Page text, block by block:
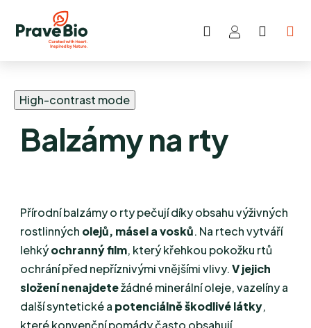
Přejít
Hledat
High-contrast mode
Balzámy na rty
Přírodní balzámy o rty pečují díky obsahu výživných
rostlinných olejů, másel a vosků. Na rtech vytváří
lehkýochranný film, který křehkou pokožku rtů
ochrání před nepříznivými vnějšími vlivy.V jejich
složení nenajdetežádné minerální oleje, vazelíny a
další syntetické a potenciálně škodlivé látky,
které konvenční pomády často obsahují.